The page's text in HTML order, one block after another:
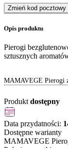
Zmień kod pocztowy
Opis produktu
Pierogi
sztusznych
MAMAVEGE Pierogi
Produkt dostępny
Data przydatności:
Dostępne warianty
MAMAVEGE